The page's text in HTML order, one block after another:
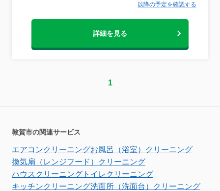
以降の予定を確認する
詳細を見る
1
敦賀市の関連サービス
エアコンクリーニングお風呂（浴室）クリーニング
換気扇（レンジフード）クリーニング
ハウスクリーニング トイレクリーニング
キッチンクリーニング洗面所（洗面台）クリーニング